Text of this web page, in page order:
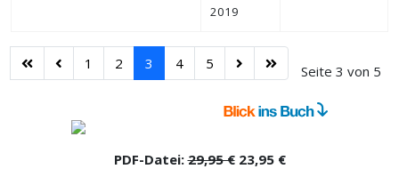
2019
Seite 3 von 5
1 2 3 4 5
PDF-Datei:29,95 €23,95 €